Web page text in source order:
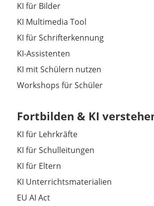
KI für Bilder
KI Multimedia Tool
KI für Schrifterkennung
KI-Assistenten
KI mit Schülern nutzen
Workshops für Schüler
Fortbilden & KI
KI für Lehrkräfte
KI für Schulleitungen
KI für Eltern
KI Unterrichtsmaterialien
EU AI Act